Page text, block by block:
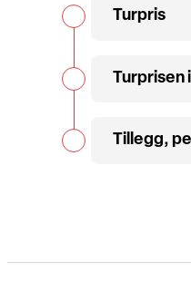
Turpris
Turprisen
Tillegg,